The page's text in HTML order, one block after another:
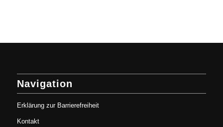
Navigation
Erklärung zur Barrierefreiheit
Kontakt